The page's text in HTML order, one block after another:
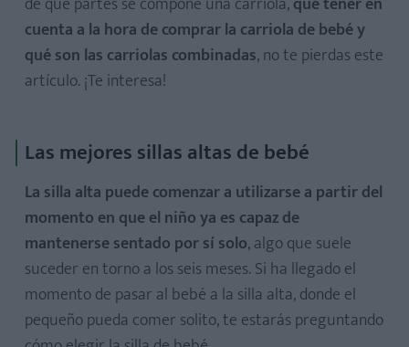
cuenta a la hora de comprar la carriola de bebé y
qué son las carriolas combinadas, no te pierdas este
artículo. ¡Te interesa!
Las mejores sillas altas de bebé
La silla alta puede comenzar a utilizarse a partir del
momento en que el niño ya es capaz de
mantenerse sentado por sí solo, algo que suele
suceder en torno a los seis meses. Si ha llegado el
momento de pasar al bebé a la silla alta, donde el
pequeño pueda comer solito, te estarás preguntando